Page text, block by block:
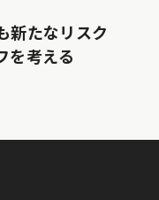
新たなリスク
を考える